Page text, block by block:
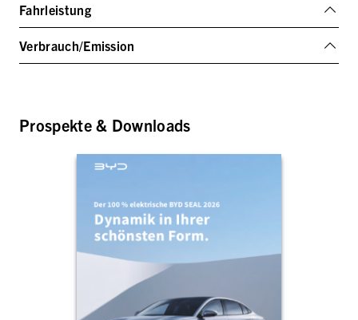
Fahrleistung
Verbrauch/Emission
Prospekte & Downloads